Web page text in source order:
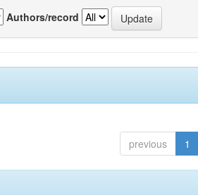
Authors/record
previous 1